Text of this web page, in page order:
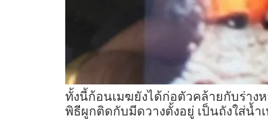
ทั้งนี้ก้อนเมฆยังได้ก่อตัวคล้ายกับร่าง
พิธีผูกติดกับมีดวางตั้งอยู่ เป็นถังใส่น้